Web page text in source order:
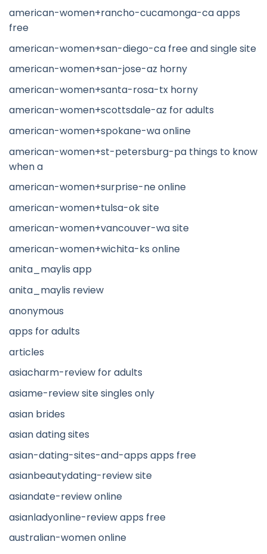
american-women+rancho-cucamonga-ca apps
free
american-women+san-diego-ca free and single site
american-women+san-jose-az horny
american-women+santa-rosa-tx horny
american-women+scottsdale-az for adults
american-women+spokane-wa online
american-women+st-petersburg-pa things to know
when a
american-women+surprise-ne online
american-women+tulsa-ok site
american-women+vancouver-wa site
american-women+wichita-ks online
anita_maylis app
anita_maylis review
anonymous
apps for adults
articles
asiacharm-review for adults
asiame-review site singles only
asian brides
asian dating sites
asian-dating-sites-and-apps apps free
asianbeautydating-review site
asiandate-review online
asianladyonline-review apps free
australian-women online